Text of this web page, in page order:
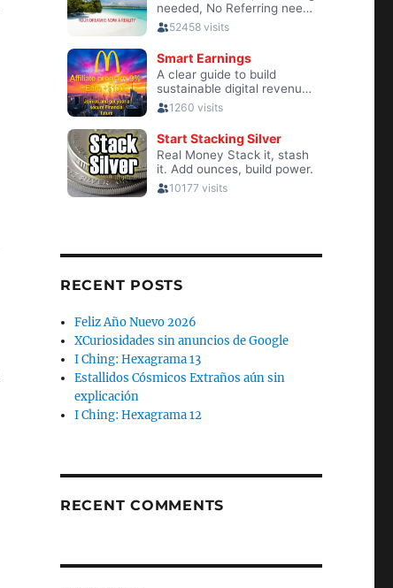
RECENT POSTS
Feliz Año Nuevo 2026
XCuriosidades sin anuncios de Google
I Ching: Hexagrama 13
Estallidos Cósmicos Extraños aún sin
explicación
I Ching: Hexagrama 12
RECENT COMMENTS